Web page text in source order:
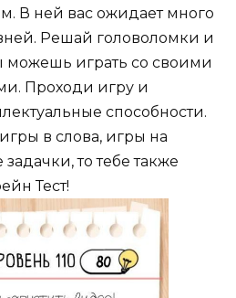
В ней вас ожидает много
Решай головоломки и
можешь играть со своими
Проходи игру и
способности.
в слова, игры на
то тебе также
Тест!